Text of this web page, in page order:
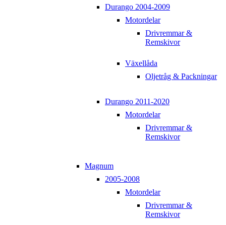
Durango 2004-2009
Motordelar
Drivremmar &
Remskivor
Växellåda
Oljetråg & Packningar
Durango 2011-2020
Motordelar
Drivremmar &
Remskivor
Magnum
2005-2008
Motordelar
Drivremmar &
Remskivor